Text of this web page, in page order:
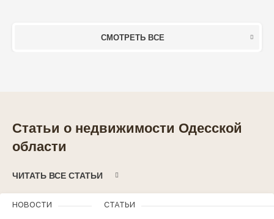
СМОТРЕТЬ ВСЕ
Статьи о недвижимости Одесской
области
ЧИТАТЬ ВСЕ СТАТЬИ
НОВОСТИ СТАТЬИ